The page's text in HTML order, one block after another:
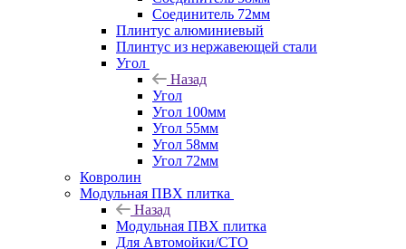
Соединитель 72мм
Плинтус алюминиевый
Плинтус из нержавеющей стали
Угол
Назад
Угол
Угол 100мм
Угол 55мм
Угол 58мм
Угол 72мм
Ковролин
Модульная ПВХ плитка
Назад
Модульная ПВХ плитка
Для Автомойки/СТО